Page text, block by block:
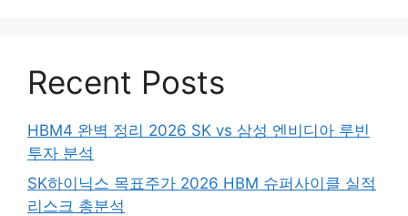
Recent Posts
HBM4 완벽 정리 2026 SK vs 삼성 엔비디아 루빈
투자 분석
SK하이닉스 목표주가 2026 HBM 슈퍼사이클 실적
리스크 총분석